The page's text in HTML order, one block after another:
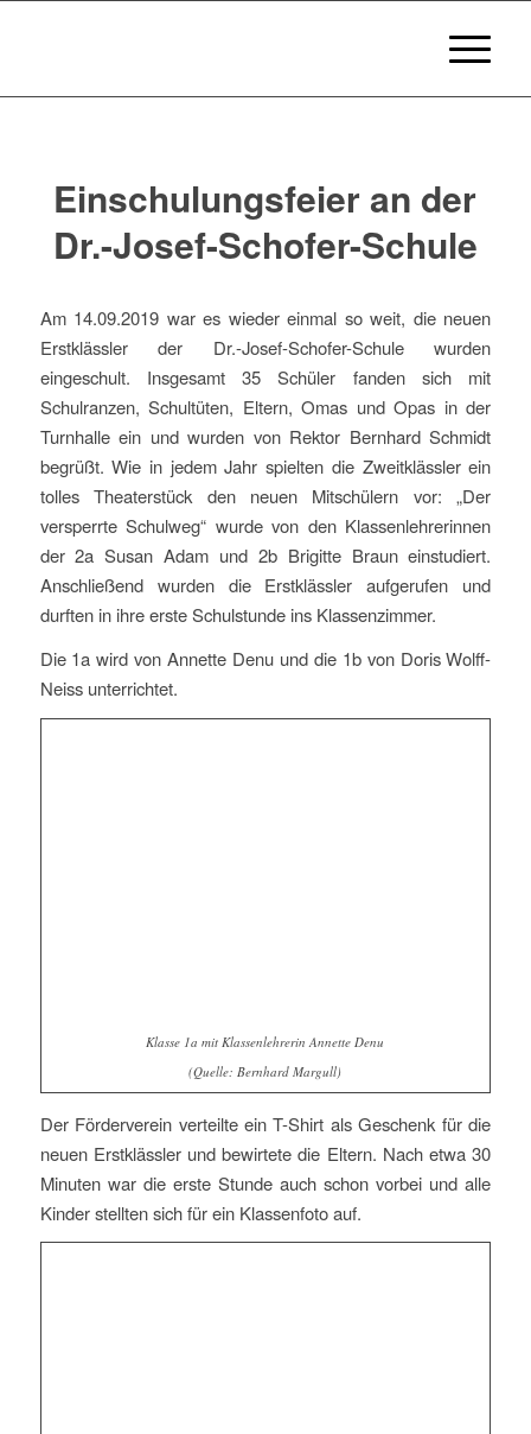
Einschulungsfeier an der
Dr.-Josef-Schofer-Schule
Am 14.09.2019 war es wieder einmal so weit, die neuen
Erstklässler der Dr.-Josef-Schofer-Schule wurden
eingeschult. Insgesamt 35 Schüler fanden sich mit
Schulranzen, Schultüten, Eltern, Omas und Opas in der
Turnhalle ein und wurden von Rektor Bernhard Schmidt
begrüßt. Wie in jedem Jahr spielten die Zweitklässler ein
tolles Theaterstück den neuen Mitschülern vor: „Der
versperrte Schulweg“ wurde von den Klassenlehrerinnen
der2a Susan Adam und 2bBrigitte Braun einstudiert.
Anschließend wurden die Erstklässler aufgerufen und
durften in ihre erste Schulstunde ins Klassenzimmer.
Die 1a wird von Annette Denu und die 1bvon DorisWolff-
Neissunterrichtet.
Klasse 1a mit Klassenlehrerin Annette Denu
(Quelle: Bernhard Margull)
Der Förderverein verteilte ein T-Shirt als Geschenk für die
neuen Erstklässler und bewirtete die Eltern. Nach etwa 30
Minuten war die erste Stunde auch schon vorbei und alle
Kinder stellten sich für ein Klassenfoto auf.